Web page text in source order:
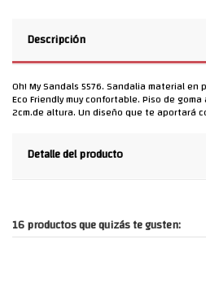
Descripción
Oh! My Sandals 5576. Sandalia material
Eco Friendly muy confortable. Piso de
2cm.de altura. Un diseño que te aportará
Detalle del producto
16 productos que quizás te gusten: